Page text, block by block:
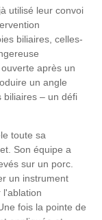
utilisé leur convoi
biliaires, celles-
après un
un angle
biliaires – un défi
toute sa
Son équipe a
sur un porc.
un instrument
l'ablation
fois la pointe de